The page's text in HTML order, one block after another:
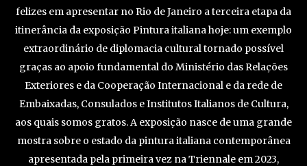
felizes em apresentar no Rio de Janeiro a terceira etapa da
itinerância da exposição Pintura italiana hoje: um exemplo
extraordinário de diplomacia cultural tornado possível
graças ao apoio fundamental do Ministério das Relações
Exteriores e da Cooperação Internacional e da rede de
Embaixadas, Consulados e Institutos Italianos de Cultura,
aos quais somos gratos. A exposição nasce de uma grande
mostra sobre o estado da pintura italiana contemporânea
apresentada pela primeira vez na Triennale em 2023,